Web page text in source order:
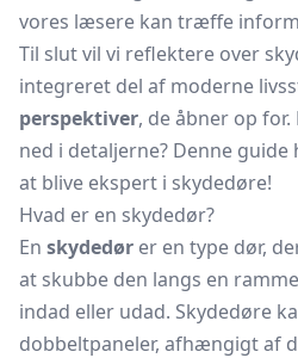
vores læsere kan træffe
Til slut vil vi reflektere over
integreret del af moderne
perspektiver, de åbner op
ned i detaljerne? Denne
at blive ekspert i skydedøre!
Hvad er en skydedør?
En skydedør er en type dør,
at skubbe den langs en
indad eller udad. Skydedøre
dobbeltpaneler, afhængigt af